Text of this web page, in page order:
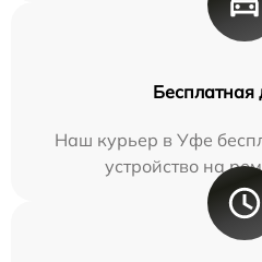
Бесплатная
Наш курьер в Уфе
устройство на